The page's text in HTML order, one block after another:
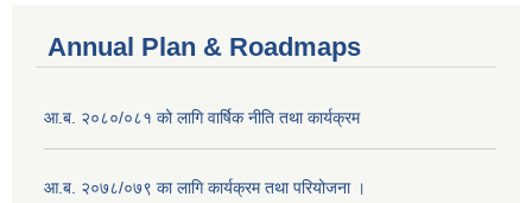
Annual Plan & Roadmaps
आ.ब. २०८०/०८१ को लागि वार्षिक नीति तथा कार्यक्रम
आ.ब. २०७८/०७९ का लागि कार्यक्रम तथा परियोजना ।